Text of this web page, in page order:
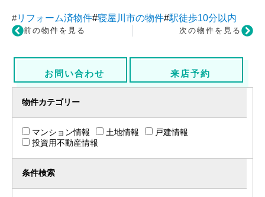
#リフォーム済物件#寝屋川市の物件#駅徒歩10分以内
前の物件を見る 次の物件を見る
お問い合わせ 来店予約
物件カテゴリー
マンション情報 土地情報
戸建情報
投資用不動産情報
条件検索